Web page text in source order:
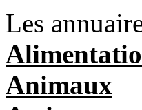
Les
Animaux